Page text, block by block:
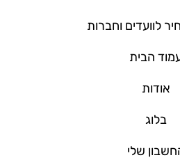
לוועדים וחברות
הבית
אודות
בלוג
שלי